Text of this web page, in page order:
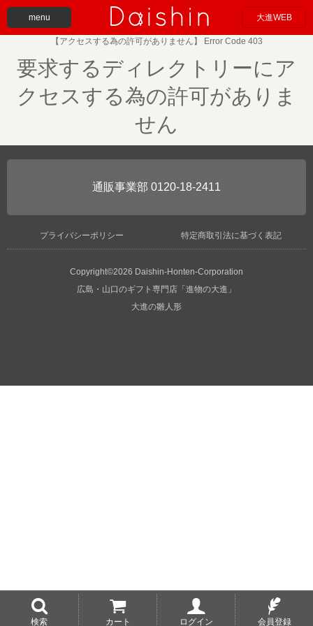
menu 大進WEB
検索 カート ログイン 会員登録
【アクセスする為の許可がありません】 Error Code 403
要求するディレクトリーにア
クセスする為の許可がありま
せん
0120-18-2411
プライバシーポリシー 特定商取引法に基づく表記
Copyright©2026 Daishin-Honten-Corporation
広島・山口のギフト専門店「進物の大進」
大進の雛人形